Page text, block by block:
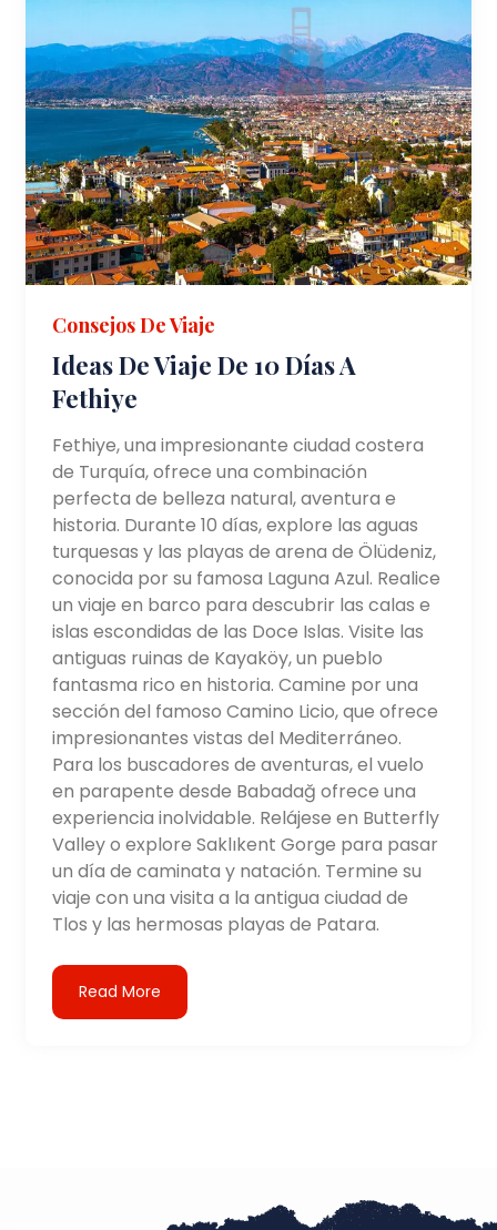
Consejos De Viaje
Ideas De Viaje De 10 Días A
Fethiye
Fethiye, una impresionante ciudad costera
de Turquía, ofrece una combinación
perfecta de belleza natural, aventura e
historia. Durante 10 días, explore las aguas
turquesas y las playas de arena de Ölüdeniz,
conocida por su famosa Laguna Azul. Realice
un viaje en barco para descubrir las calas e
islas escondidas de las Doce Islas. Visite las
antiguas ruinas de Kayaköy, un pueblo
fantasma rico en historia. Camine por una
sección del famoso Camino Licio, que ofrece
impresionantes vistas del Mediterráneo.
Para los buscadores de aventuras, el vuelo
en parapente desde Babadağ ofrece una
experiencia inolvidable. Relájese en Butterfly
Valley o explore Saklıkent Gorge para pasar
un día de caminata y natación. Termine su
viaje con una visita a la antigua ciudad de
Tlos y las hermosas playas de Patara.
Read More